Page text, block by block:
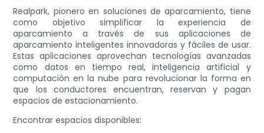
Realpark, pionero en soluciones de aparcamiento, tiene
como objetivo simplificar la experiencia de
aparcamiento a través de sus aplicaciones de
aparcamiento inteligentes innovadoras y fáciles de usar.
Estas aplicaciones aprovechan tecnologías avanzadas
como datos en tiempo real, inteligencia artificial y
computación en la nube para revolucionar la forma en
que los conductores encuentran, reservan y pagan
espacios de estacionamiento.
Encontrar espacios disponibles: